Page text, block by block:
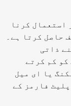
استعمال کرنا
حاصل کرتا ہے۔
ذاتی
کو کم کرتے
یا ای میل
فارمز کے